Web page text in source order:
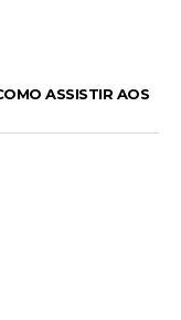
ASSISTIR AOS